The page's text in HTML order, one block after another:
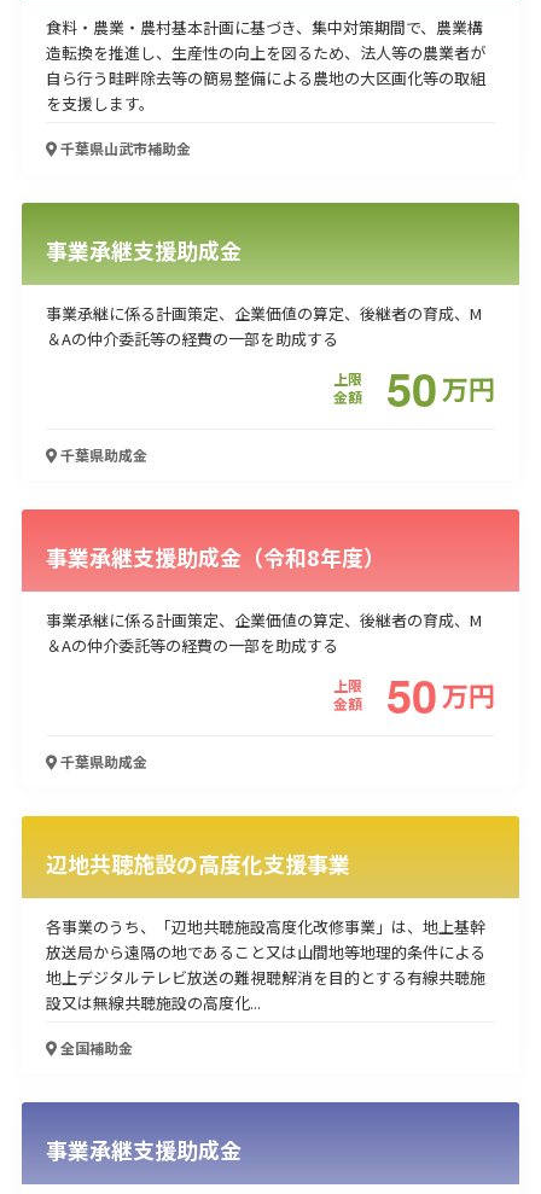
食料・農業・農村基本計画に基づき、集中対策期間で、農業構
造転換を推進し、生産性の向上を図るため、法人等の農業者が
自ら行う畦畔除去等の簡易整備による農地の大区画化等の取組
を支援します。
千葉県山武市補助金
事業承継支援助成金
事業承継に係る計画策定、企業価値の算定、後継者の育成、M
＆Aの仲介委託等の経費の一部を助成する
上限
金額
50万円
千葉県助成金
事業承継支援助成金（令和8年度）
事業承継に係る計画策定、企業価値の算定、後継者の育成、M
＆Aの仲介委託等の経費の一部を助成する
上限
金額
50万円
千葉県助成金
辺地共聴施設の高度化支援事業
各事業のうち、「辺地共聴施設高度化改修事業」は、地上基幹
放送局から遠隔の地であること又は山間地等地理的条件による
地上デジタルテレビ放送の難視聴解消を目的とする有線共聴施
設又は無線共聴施設の高度化...
全国補助金
事業承継支援助成金